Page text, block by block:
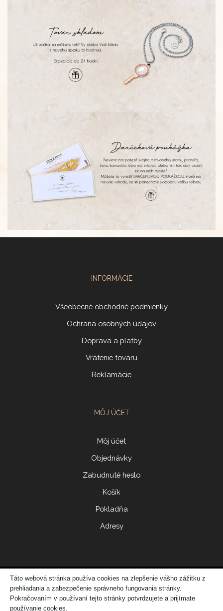
INFORMÁCIE
Všeobecné obchodné podmienky
Ochrana osobných údajov
Doprava a platby
Vrátenie tovaru
Reklamácie
MÔJ ÚČET
Môj účet
Objednávky
Zabudnuté heslo
Košík
Pokladňa
Adresy
© 2017 ERIDONNA
Zo
vytvorila spoločnosť DATATIME – web dizajn, grafika, IT riešenia
Táto webová stránka používa cookies na zlepšenie vášho zážitku z
prehliadania a zabezpečenie správneho fungovania stránky.
Pokračovaním v používaní tejto stránky potvrdzujete a prijímate
používanie cookies.